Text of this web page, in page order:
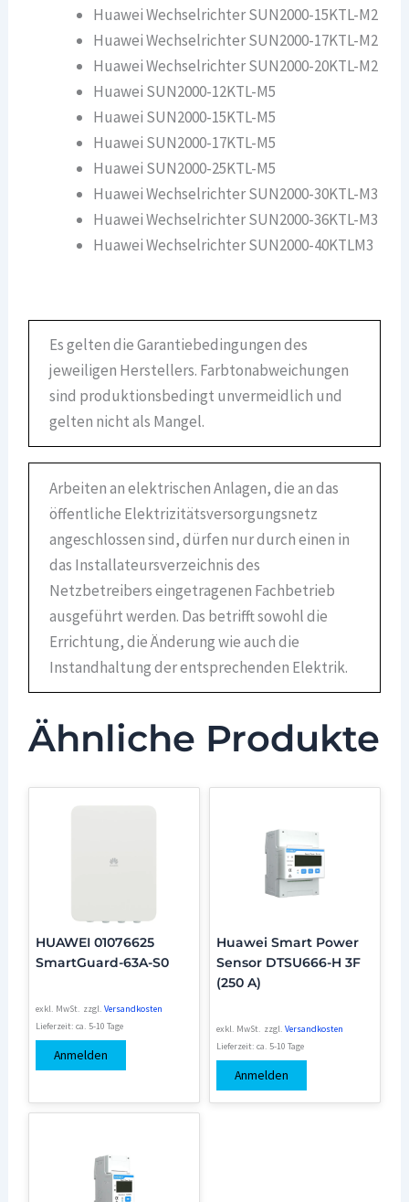
Huawei Wechselrichter SUN2000-15KTL-M2
Huawei Wechselrichter SUN2000-17KTL-M2
Huawei Wechselrichter SUN2000-20KTL-M2
Huawei SUN2000-12KTL-M5
Huawei SUN2000-15KTL-M5
Huawei SUN2000-17KTL-M5
Huawei SUN2000-25KTL-M5
Huawei Wechselrichter SUN2000-30KTL-M3
Huawei Wechselrichter SUN2000-36KTL-M3
Huawei Wechselrichter SUN2000-40KTLM3
Es gelten die Garantiebedingungen des
jeweiligen Herstellers. Farbtonabweichungen
sind produktionsbedingt unvermeidlich und
gelten nicht als Mangel.
Arbeiten an elektrischen Anlagen, die an das
öffentliche Elektrizitätsversorgungsnetz
angeschlossen sind, dürfen nur durch einen in
das Installateursverzeichnis des
Netzbetreibers eingetragenen Fachbetrieb
ausgeführt werden. Das betrifft sowohl die
Errichtung, die Änderung wie auch die
Instandhaltung der entsprechenden Elektrik.
Ähnliche Produkte
HUAWEI 01076625
SmartGuard-63A-S0
exkl. MwSt. zzgl.Versandkosten
Lieferzeit:ca. 5-10 Tage
Anmelden
Huawei Smart Power
Sensor DTSU666-H 3F
(250 A)
exkl. MwSt. zzgl. Versandkosten
Lieferzeit: ca. 5-10 Tage
Anmelden